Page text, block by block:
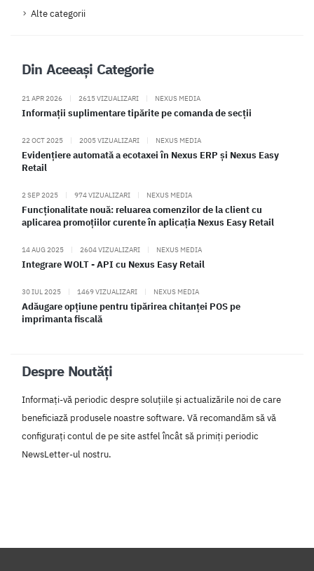
Alte categorii
Din Aceeași Categorie
21 APR 2026 | 2615 VIZUALIZARI | NEXUS MEDIA
Informații suplimentare tipărite pe comanda de secții
22 OCT 2025 | 2005 VIZUALIZARI | NEXUS MEDIA
Evidențiere automată a ecotaxei în Nexus ERP și Nexus Easy
Retail
2 SEP 2025 | 974 VIZUALIZARI | NEXUS MEDIA
Funcționalitate nouă: reluarea comenzilor de la client cu
aplicarea promoțiilor curente în aplicația Nexus Easy Retail
14 AUG 2025 | 2604 VIZUALIZARI | NEXUS MEDIA
Integrare WOLT - API cu Nexus Easy Retail
30 IUL 2025 | 1469 VIZUALIZARI | NEXUS MEDIA
Adăugare opțiune pentru tipărirea chitanței POS pe
imprimanta fiscală
Despre Noutăți
Informați-vă periodic despre soluțiile și actualizările noi de care
beneficiază produsele noastre software. Vă recomandăm să vă
configurați contul de pe site astfel încât să primiți periodic
NewsLetter-ul nostru.